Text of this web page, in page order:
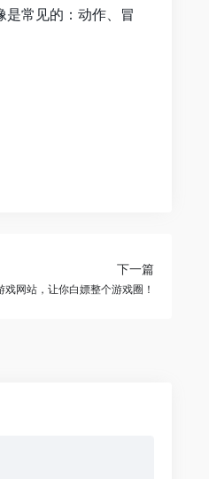
是常见的：动作、冒
下一篇
网站，让你白嫖整个游戏圈！